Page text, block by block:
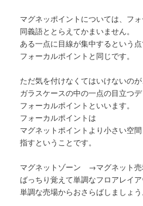
マグネッポイントについては、フ
同義語ととらえてかまいません。
ある一点に目線が集中するという
フォーカルポイントと同じです。
ただ気を付けなくてはいけないのが
ガラスケースの中の一点の目立つ
フォーカルポイントといいます。
フォーカルポイントは
マグネットポイントより小さい空間
指すということです。
マグネットゾーン →マグネット
ばっちり覚えて単調なフロアレイア
単調な売場からおさらばしましょ